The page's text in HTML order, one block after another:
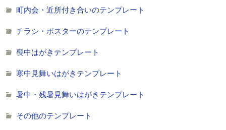
町内会・近所付き合いのテンプレート
チラシ・ポスターのテンプレート
喪中はがきテンプレート
寒中見舞いはがきテンプレート
暑中・残暑見舞いはがきテンプレート
その他のテンプレート